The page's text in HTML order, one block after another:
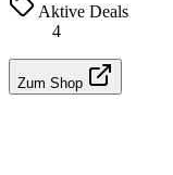
Aktive Deals
4
Zum Shop